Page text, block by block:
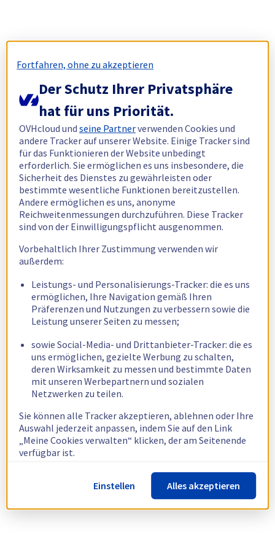
Fortfahren, ohne zu akzeptieren
Der Schutz Ihrer Privatsphäre
hat für uns Priorität.
OVHcloud undseine Partnerverwenden Cookies und
andere Tracker auf unserer Website. Einige Tracker sind
für das Funktionieren der Website unbedingt
erforderlich. Sie ermöglichen es uns insbesondere, die
Sicherheit des Dienstes zu gewährleisten oder
bestimmte wesentliche Funktionen bereitzustellen.
Andere ermöglichen es uns, anonyme
Reichweitenmessungen durchzuführen. Diese Tracker
sind von der Einwilligungspflicht ausgenommen.
Vorbehaltlich Ihrer Zustimmung verwenden wir
außerdem:
Leistungs- und Personalisierungs-Tracker: die es uns
ermöglichen, Ihre Navigation gemäß Ihren
Präferenzen und Nutzungen zu verbessern sowie die
Leistung unserer Seiten zu messen;
sowie Social-Media- und Drittanbieter-Tracker: die es
uns ermöglichen, gezielte Werbung zu schalten,
deren Wirksamkeit zu messen und bestimmte Daten
mit unseren Werbepartnern und sozialen
Netzwerken zu teilen.
Sie können alle Tracker akzeptieren, ablehnen oder Ihre
Auswahl jederzeit anpassen, indem Sie auf den Link
„Meine Cookies verwalten“ klicken, der am Seitenende
verfügbar ist.
Weitere Informationen finden Sie in unsererRichtlinie
zur Verwendung von Cookies.
Einstellen Alles akzeptieren